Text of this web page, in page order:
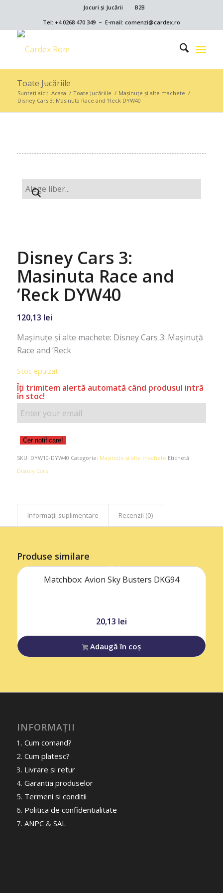
Jocuri și Jucării
B2B
Tel: +4 0268 470 349 – E-mail: comenzi@cardex.ro
Toate Jucăriile
Sunteți aici: Acasa / Toate Jucăriile / Maşinuţe şi alte machete /
Disney Cars 3: Masinuta Race and ‘Reck DYW40
Disney Cars 3:
Masinuta Race and
‘Reck DYW40
120,13 lei
Maşinuţe şi alte machete: Disney Cars 3: Mașinuță
Race and ‘Reck
Stoc epuizat
Îţi trimitem alertă automată când produsul intră
în stoc!
Cer notificare!
SKU: DYW10-DYW40 Categorie: Maşinuţe şi alte machete Etichetă:
Disney Cars
Informații suplimentare Recenzii (0)
Produse similare
Matchbox: Avion Sky Busters DKG94
20,13 lei
Adaugă în coș
INFORMAȚII
Cum comand?
Cum platesc?
Livrare si retur
Garantia produselor
Termeni si conditii
Politica de confidentialitate
ANPC& SAL